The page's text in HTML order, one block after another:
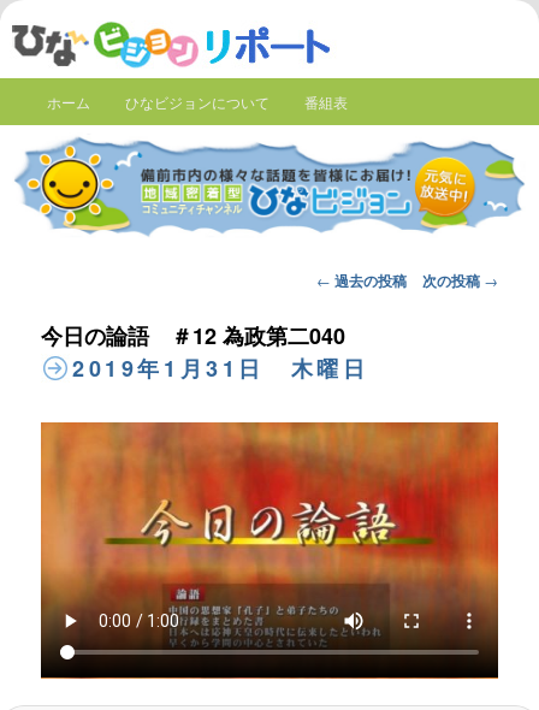
ホーム ひなビジョンについて 番組表
Post
← 過去の投稿 次の投稿 →
今日の論語 ＃12 為政第二040
2019年1月31日 木曜日